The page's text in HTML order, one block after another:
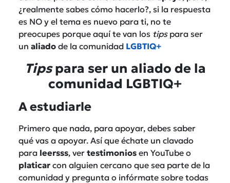
¿realmente sabes cómo hacerlo?, si la respuesta
es NO y el tema es nuevo para ti, no te
preocupes porque aquí te van los tipspara ser
un aliado de la comunidad LGBTIQ+
Tipspara ser un aliado de la
comunidad LGBTIQ+
A estudiarle
Primero que nada, para apoyar, debes saber
qué vas a apoyar. Así que échate un clavado
para leersss, ver testimonios en YouTube o
platicar con alguien cercano que sea parte de la
comunidad y pregunta o infórmate sobre todas